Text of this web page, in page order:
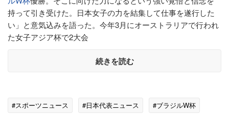
持って引き受けた。日本女子の力を結集して仕事を遂行した
い」と意気込みを語った。今年3月にオーストラリアで行われ
た女子アジア杯で2大会
続きを読む
#スポーツニュース #日本代表ニュース
#ブラジルW杯